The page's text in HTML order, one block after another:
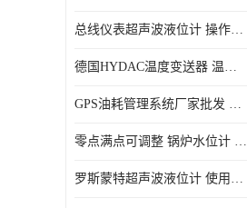
总线仪表超声波液位计 操作简单
德国HYDAC温度变送器 温度变送器工作原理 市场性价比优
GPS油耗管理系统厂家批发 CR-606 汽车油位传感器故障
零点满点可调整 锅炉水位计 太原智能锅炉汽包液位计生产厂家
罗斯蒙特超声波液位计 使用寿命长